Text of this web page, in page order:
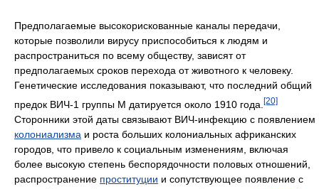
Предполагаемые высокорискованные каналы передачи,
которые позволили вирусу приспособиться к людям и
распространиться по всему обществу, зависят от
предполагаемых сроков перехода от животного к человеку.
Генетические исследования показывают, что последний общий
предок ВИЧ-1 группы М датируется около 1910 года. [20]
Сторонники этой даты связывают ВИЧ-инфекцию с появлением
колониализма и роста больших колониальных африканских
городов, что привело к социальным изменениям, включая
более высокую степень беспорядочности половых отношений,
распространение проституции и сопутствующее появление с